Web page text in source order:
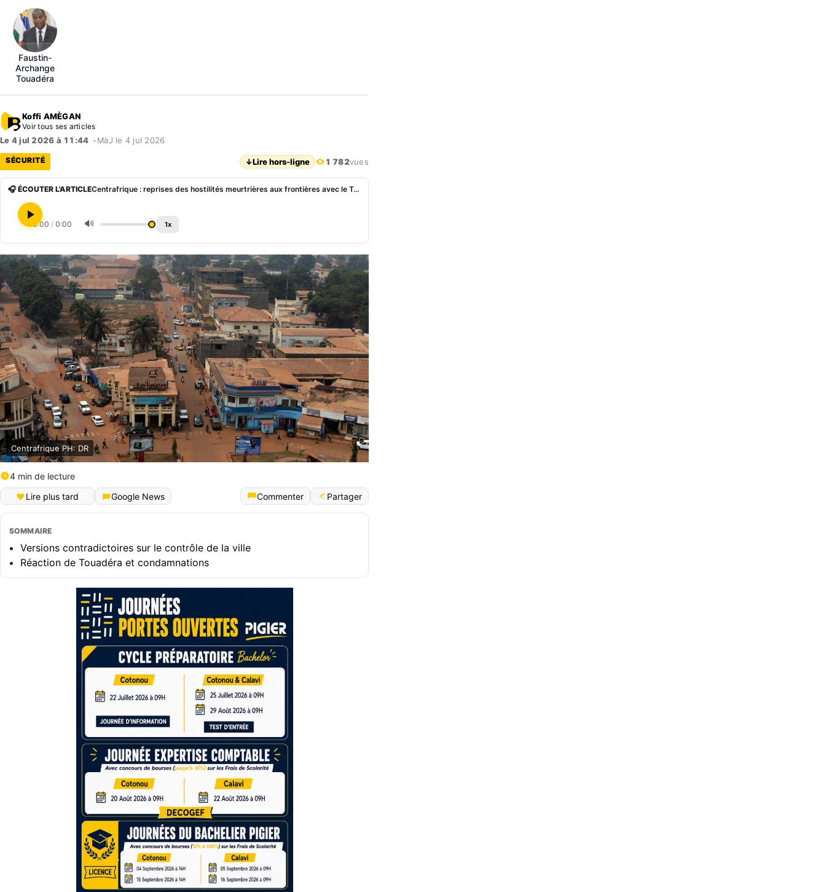
Faustin-
Archange
Touadéra
Koffi AMÈGAN
Voir tous ses articles
Le 4 jul 2026 à 11:44 • MàJ le 4 jul 2026
SÉCURITÉ ↓Lire hors-ligne 1 782vues
🎧 ÉCOUTER L'ARTICLE Centrafrique : reprises des hostilités meurtrières aux frontières avec le Tchad et le Soudan
0:00 / 0:00 🔊 1x
Centrafrique PH: DR
4 min de lecture
Lire plus tard
Google News Commenter Partager
SOMMAIRE
Versions contradictoires sur le contrôle de la ville
Réaction de Touadéra et condamnations